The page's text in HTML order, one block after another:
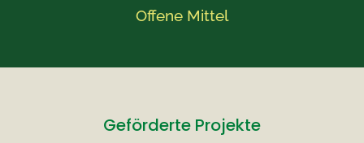
Offene Mittel
Geförderte Projekte